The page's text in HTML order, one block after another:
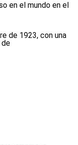
en el mundo en el
de 1923, con una
de